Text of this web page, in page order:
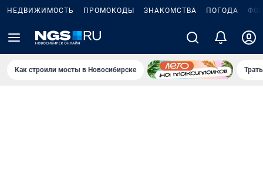
НЕДВИЖИМОСТЬ ПРОМОКОДЫ ЗНАКОМСТВА ПОГОДА
Как строили мосты в Новосибирске